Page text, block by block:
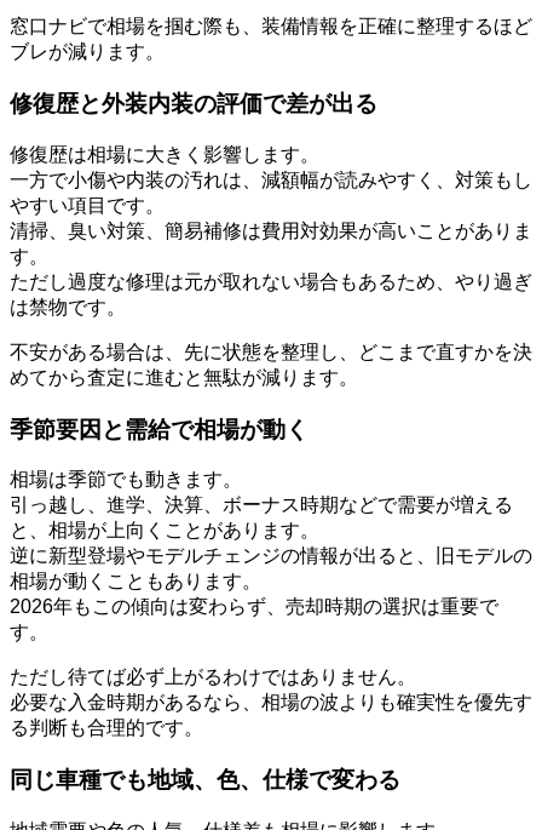
窓口ナビで相場を掴む際も、装備情報を正確に整理するほど
ブレが減ります。
修復歴と外装内装の評価で差が出る
修復歴は相場に大きく影響します。
一方で小傷や内装の汚れは、減額幅が読みやすく、対策もし
やすい項目です。
清掃、臭い対策、簡易補修は費用対効果が高いことがありま
す。
ただし過度な修理は元が取れない場合もあるため、やり過ぎ
は禁物です。
不安がある場合は、先に状態を整理し、どこまで直すかを決
めてから査定に進むと無駄が減ります。
季節要因と需給で相場が動く
相場は季節でも動きます。
引っ越し、進学、決算、ボーナス時期などで需要が増える
と、相場が上向くことがあります。
逆に新型登場やモデルチェンジの情報が出ると、旧モデルの
相場が動くこともあります。
2026年もこの傾向は変わらず、売却時期の選択は重要で
す。
ただし待てば必ず上がるわけではありません。
必要な入金時期があるなら、相場の波よりも確実性を優先す
る判断も合理的です。
同じ車種でも地域、色、仕様で変わる